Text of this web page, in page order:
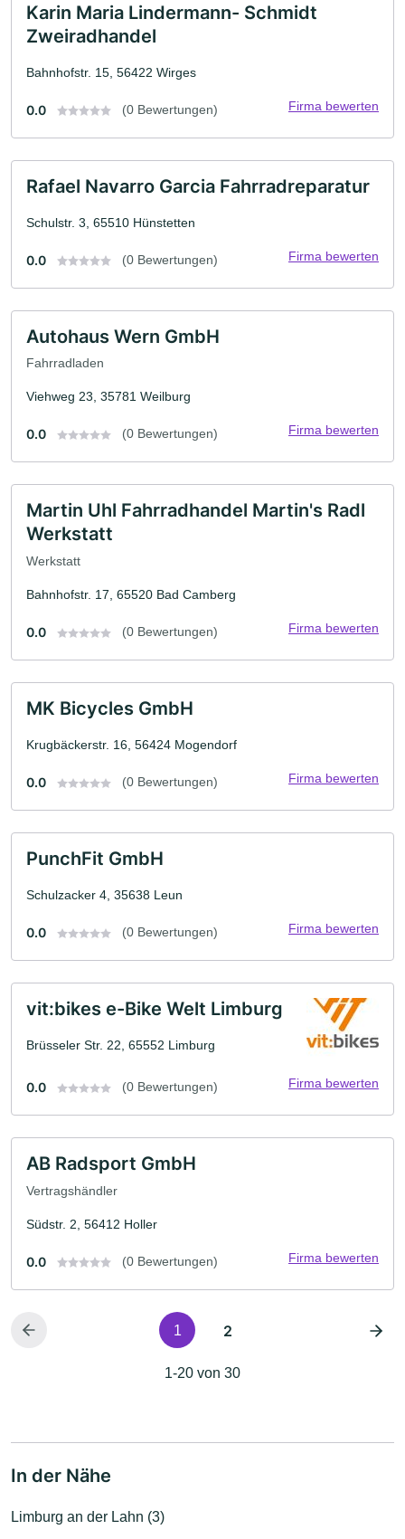
Karin Maria Lindermann- Schmidt
Zweiradhandel
Bahnhofstr. 15, 56422 Wirges
0.0 (0 Bewertungen) Firma bewerten
Rafael Navarro Garcia Fahrradreparatur
Schulstr. 3, 65510 Hünstetten
0.0 (0 Bewertungen) Firma bewerten
Autohaus Wern GmbH
Fahrradladen
Viehweg 23, 35781 Weilburg
0.0 (0 Bewertungen) Firma bewerten
Martin Uhl Fahrradhandel Martin's Radl
Werkstatt
Werkstatt
Bahnhofstr. 17, 65520 Bad Camberg
0.0 (0 Bewertungen) Firma bewerten
MK Bicycles GmbH
Krugbäckerstr. 16, 56424 Mogendorf
0.0 (0 Bewertungen) Firma bewerten
PunchFit GmbH
Schulzacker 4, 35638 Leun
0.0 (0 Bewertungen) Firma bewerten
vit:bikes e-Bike Welt Limburg
Brüsseler Str. 22, 65552 Limburg
0.0 (0 Bewertungen) Firma bewerten
AB Radsport GmbH
Vertragshändler
Südstr. 2, 56412 Holler
0.0 (0 Bewertungen) Firma bewerten
1 2
1-20 von 30
In der Nähe
Limburg an der Lahn (3)